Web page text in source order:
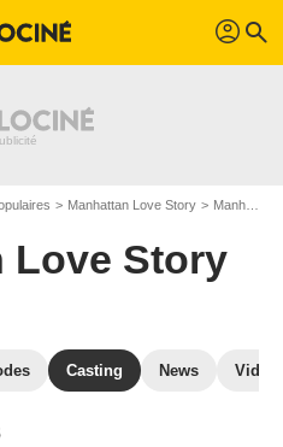
profil search
Manhattan Love Story Manhattan Love Story S01
Love Story
Casting News